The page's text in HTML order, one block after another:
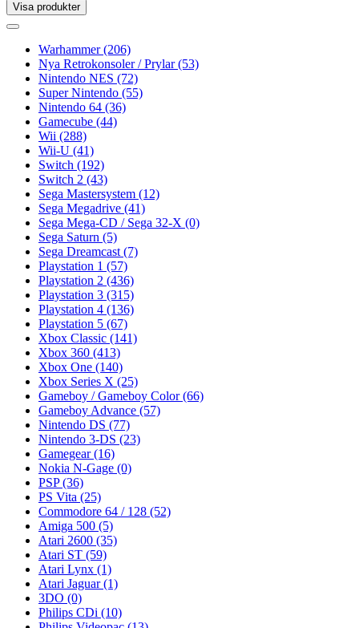
Visa produkter
Toggle
Toggle
navigationWarhammer(206)
Nya Retrokonsoler / Prylar(53)
Nintendo NES (72)
Super Nintendo (55)
Nintendo 64 (36)
Gamecube (44)
Wii (288)
Wii-U (41)
Switch (192)
Switch 2 (43)
Sega Mastersystem (12)
Sega Megadrive (41)
Sega Mega-CD / Sega 32-X (0)
Sega Saturn (5)
Sega Dreamcast (7)
Playstation 1 (57)
Playstation 2 (436)
Playstation 3 (315)
Playstation 4 (136)
Playstation 5 (67)
Xbox Classic (141)
Xbox 360 (413)
Xbox One (140)
Xbox Series X (25)
Gameboy / Gameboy Color(66)
Gameboy Advance (57)
Nintendo DS (77)
Nintendo 3-DS (23)
Gamegear(16)
Nokia N-Gage (0)
PSP(36)
PS Vita (25)
Commodore 64 / 128 (52)
Amiga 500 (5)
Atari 2600 (35)
Atari ST (59)
Atari Lynx (1)
Atari Jaguar(1)
3DO (0)
Philips CDi (10)